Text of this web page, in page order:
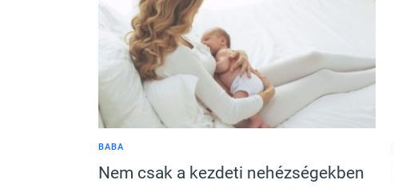
BABA
Nem csak a kezdeti nehézségekben